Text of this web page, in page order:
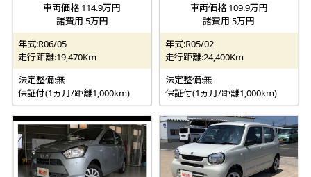
車両価格 114.9万円
諸費用 5万円
年式:R06/05
走行距離:19,470Km
法定整備:無
保証付(1ヵ月/距離1,000km)
車両価格 109.9万円
諸費用 5万円
年式:R05/02
走行距離:24,400Km
法定整備:無
保証付(1ヵ月/距離1,000km)